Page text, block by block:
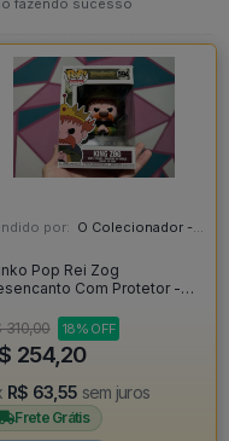
por: O Colecionador - SP
Pop Rei Zog
Com Protetor -
310,00
18% OFF
254,20
R$ 63,55 sem juros
Frete Grátis